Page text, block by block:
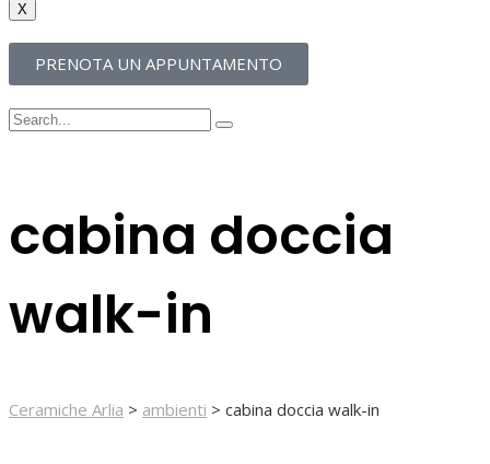
X
PRENOTA UN APPUNTAMENTO
cabina doccia
walk-in
Ceramiche Arlia > ambienti > cabina doccia walk-in